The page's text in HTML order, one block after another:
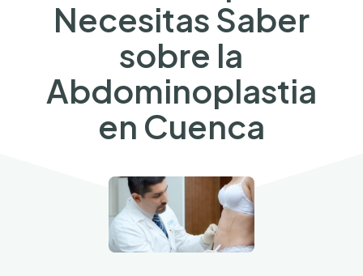
Necesitas Saber
sobre la
Abdominoplastia
en Cuenca